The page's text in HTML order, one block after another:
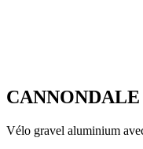
CANNONDALE
Vélo gravel aluminium